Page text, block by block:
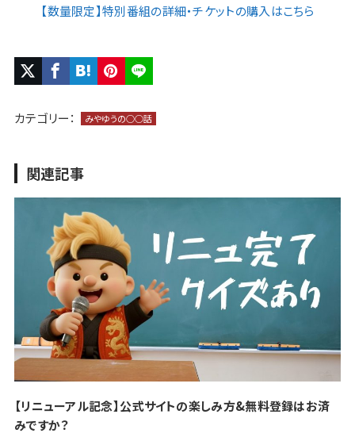
【数量限定】特別番組の詳細・チケットの購入はこちら
カテゴリー： みやゆうの○○話
関連記事
【リニューアル記念】公式サイトの楽しみ方&無料登録はお済
みですか？